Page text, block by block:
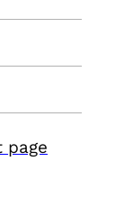
page